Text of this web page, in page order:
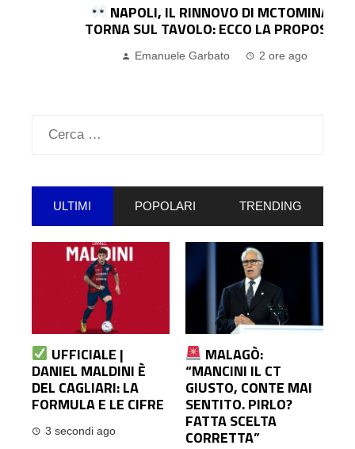
NAPOLI, IL RINNOVO DI MCTOMINAY
TORNA SUL TAVOLO: ECCO LA PROPOSTA
Emanuele Garbato 2 ore ago
Ricerca
ULTIMI POPOLARI TRENDING
UFFICIALE |
DANIEL MALDINI È
DEL CAGLIARI: LA
FORMULA E LE CIFRE
3 secondi ago
MALAGÒ:
“MANCINI IL CT
GIUSTO, CONTE MAI
SENTITO. PIRLO?
FATTA SCELTA
CORRETTA”